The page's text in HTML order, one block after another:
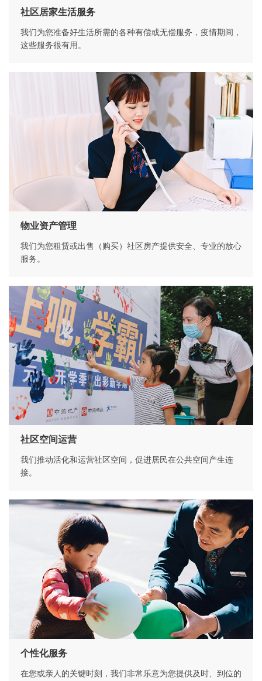
社区居家生活服务
我们为您准备好生活所需的各种有偿或无偿服务，疫情期间，
这些服务很有用。
物业资产管理
我们为您租赁或出售（购买）社区房产提供安全、专业的放心
服务。
社区空间运营
我们推动活化和运营社区空间，促进居民在公共空间产生连
接。
个性化服务
在您或亲人的关键时刻，我们非常乐意为您提供及时、到位的